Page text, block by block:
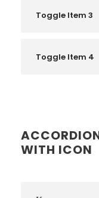
Toggle Item 3
Toggle Item 4
WITH ICON